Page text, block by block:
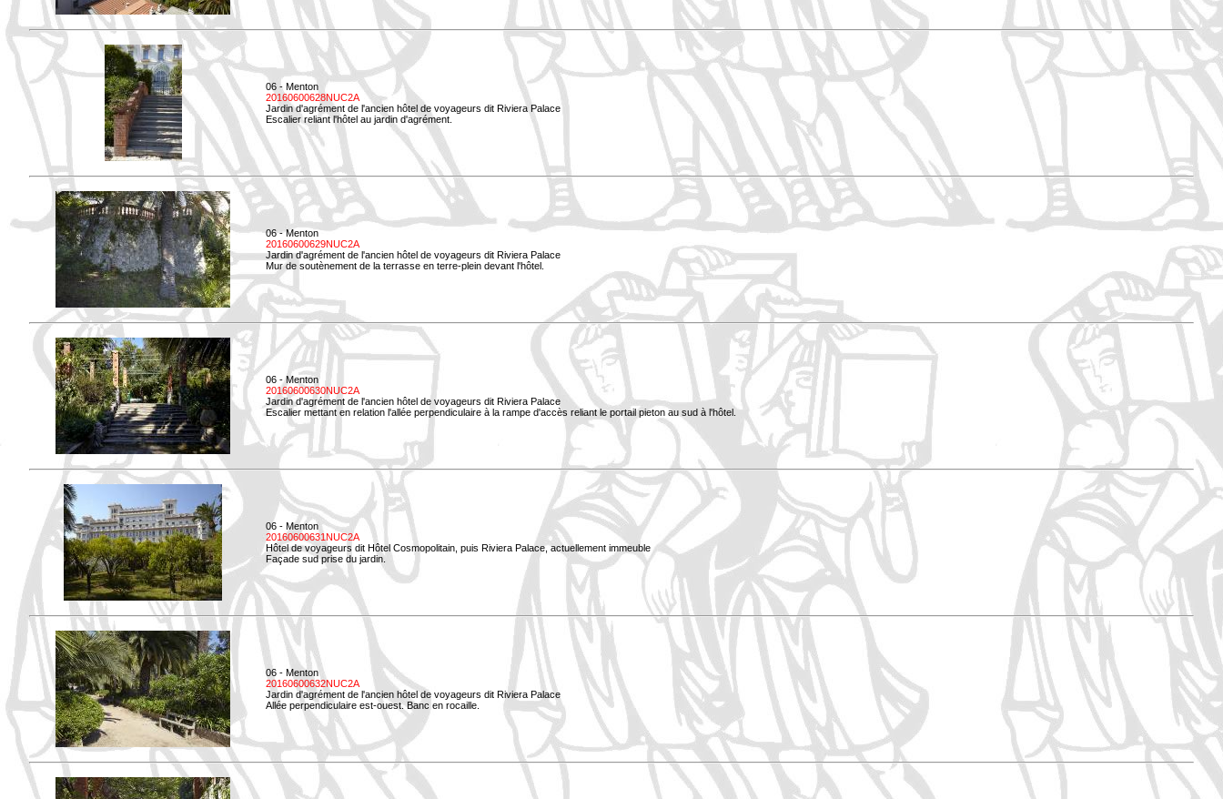
06 - Menton
20160600628NUC2A
Jardin d'agrément de l'ancien hôtel de voyageurs dit Riviera Palace
Escalier reliant l'hôtel au jardin d'agrément.
06 - Menton
20160600629NUC2A
Jardin d'agrément de l'ancien hôtel de voyageurs dit Riviera Palace
Mur de soutènement de la terrasse en terre-plein devant l'hôtel.
06 - Menton
20160600630NUC2A
Jardin d'agrément de l'ancien hôtel de voyageurs dit Riviera Palace
Escalier mettant en relation l'allée perpendiculaire à la rampe d'accès reliant le portail pieton au sud à l'hôtel.
06 - Menton
20160600631NUC2A
Hôtel de voyageurs dit Hôtel Cosmopolitain, puis Riviera Palace, actuellement immeuble
Façade sud prise du jardin.
06 - Menton
20160600632NUC2A
Jardin d'agrément de l'ancien hôtel de voyageurs dit Riviera Palace
Allée perpendiculaire est-ouest. Banc en rocaille.